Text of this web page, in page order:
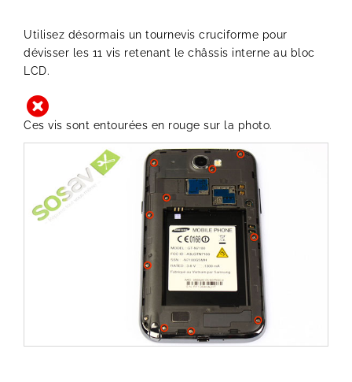
Utilisez désormais un tournevis cruciforme pour
dévisser les 11 vis retenant le châssis interne au bloc
LCD.
Ces vis sont entourées en rouge sur la photo.